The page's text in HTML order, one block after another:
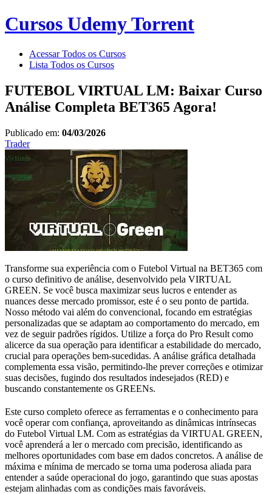
Cursos Udemy Torrent
Acessar Todos os Cursos
Lista Todos os Cursos
FUTEBOL VIRTUAL LM: Baixar Curso
Análise Completa BET365 Agora!
Publicado em: 04/03/2026
Trader
Transforme sua experiência com o Futebol Virtual na BET365 com
o curso definitivo de análise, desenvolvido pela VIRTUAL
GREEN. Se você busca maximizar seus lucros e entender as
nuances desse mercado promissor, este é o seu ponto de partida.
Nosso método vai além do convencional, focando em estratégias
personalizadas que se adaptam ao comportamento do mercado, em
vez de seguir padrões rígidos. Utilize a força do Pro Result como
alicerce da sua operação para identificar a estabilidade do mercado,
crucial para operações bem-sucedidas. A análise gráfica detalhada
complementa essa visão, permitindo-lhe prever correções e otimizar
suas decisões, fugindo dos resultados indesejados (RED) e
buscando constantemente os GREENs.
Este curso completo oferece as ferramentas e o conhecimento para
você operar com confiança, aproveitando as dinâmicas intrínsecas
do Futebol Virtual LM. Com as estratégias da VIRTUAL GREEN,
você aprenderá a ler o mercado com precisão, identificando as
melhores oportunidades com base em dados concretos. A análise de
máxima e mínima de mercado se torna uma poderosa aliada para
entender a saúde operacional do jogo, garantindo que suas apostas
estejam alinhadas com as condições mais favoráveis.